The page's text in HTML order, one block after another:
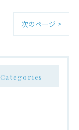
次のページ >
Categories